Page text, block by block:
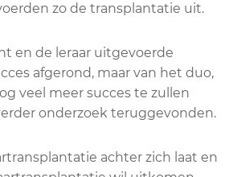
zo de transplantatie uit.
en de leraar uitgevoerde
afgerond, maar van het duo,
veel meer succes te zullen
onderzoek teruggevonden.
achter zich laat en